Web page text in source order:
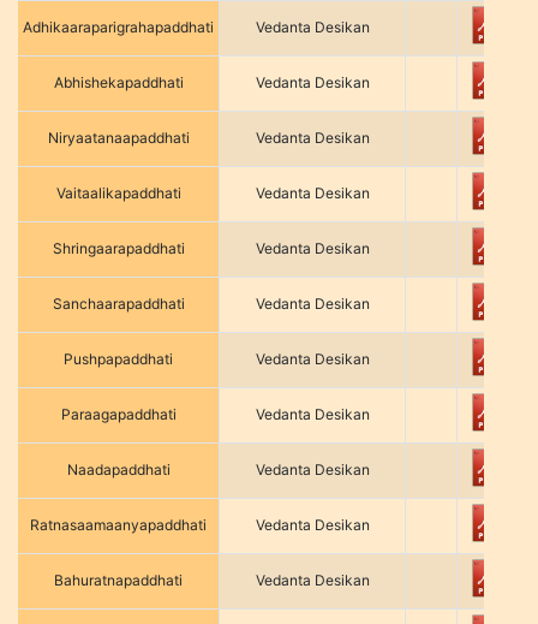
Adhikaaraparigrahapaddhati Vedanta Desikan
Abhishekapaddhati Vedanta Desikan
Niryaatanaapaddhati Vedanta Desikan
Vaitaalikapaddhati Vedanta Desikan
Shringaarapaddhati Vedanta Desikan
Sanchaarapaddhati Vedanta Desikan
Pushpapaddhati Vedanta Desikan
Paraagapaddhati Vedanta Desikan
Naadapaddhati Vedanta Desikan
Ratnasaamaanyapaddhati Vedanta Desikan
Bahuratnapaddhati Vedanta Desikan